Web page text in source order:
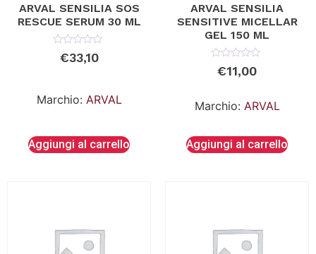
ARVAL SENSILIA SOS
RESCUE SERUM 30 ML
Valutato
€33,10
Marchio: ARVAL
Aggiungi al carrello
ARVAL SENSILIA
SENSITIVE MICELLAR
GEL 150 ML
Valutato
€11,00
Marchio: ARVAL
Aggiungi al carrello